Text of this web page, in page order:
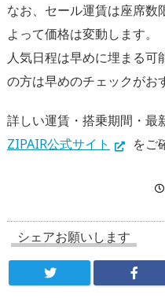
なお、セール運賃は座席数
よって価格は変動します。
人気日程は早めに埋まる可
の方は早めのチェックがお
詳しい運賃・搭乗期間・最
ZIPAIR公式サイト
をご
シェアお願いします